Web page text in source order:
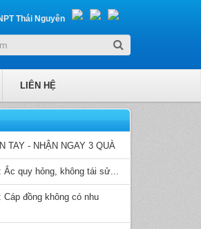
Thái Nguyên
LIÊN HỆ
TAY - NHẬN NGAY 3 QUÀ
Ắc quy hỏng, không tái sử...
đồng không có nhu